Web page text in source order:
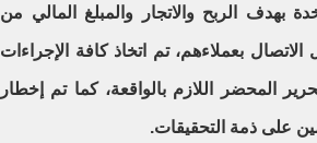
بهدف الربح والاتجار والمبلغ المالي من
بعملاءهم، تم اتخاذ كافة الإجراءات
المحضر اللازم بالواقعة، كما تم إخطار
على ذمة التحقيقات.